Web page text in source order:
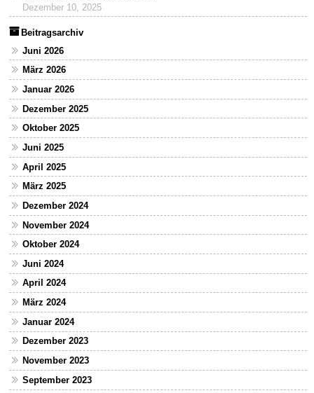
Dezember 10, 2025
Beitragsarchiv
Juni 2026
März 2026
Januar 2026
Dezember 2025
Oktober 2025
Juni 2025
April 2025
März 2025
Dezember 2024
November 2024
Oktober 2024
Juni 2024
April 2024
März 2024
Januar 2024
Dezember 2023
November 2023
September 2023